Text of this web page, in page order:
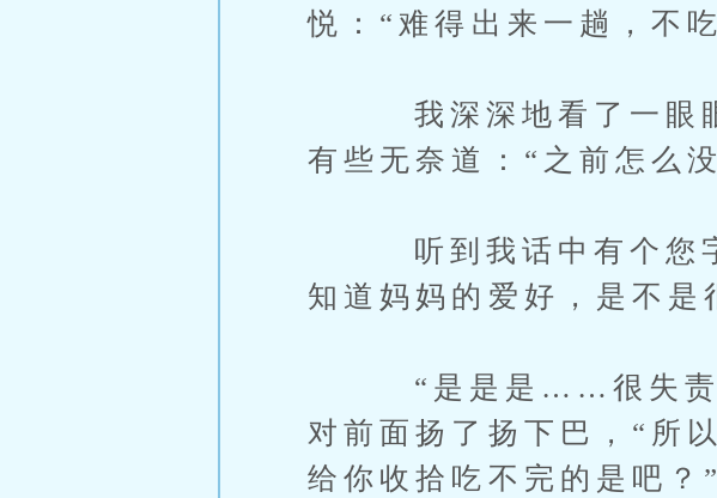
悦：“难得出来一趟，不
我深深地看了一眼眼
有些无奈道：“之前怎么
听到我话中有个您字
知道妈妈的爱好，是不是
“是是是……很失责很
对前面扬了扬下巴，“所
给你收拾吃不完的是吧？”